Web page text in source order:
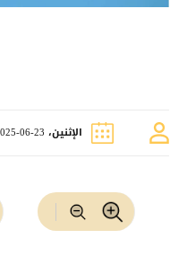
الإثنين، 23-06-2025